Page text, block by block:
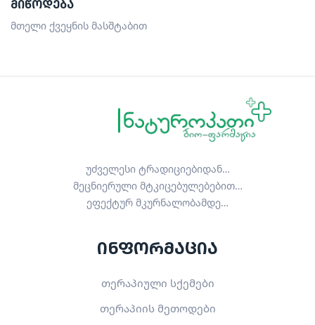
ᲛᲘᲬᲝᲓᲔᲑᲐ
მთელი ქვეყნის მასშტაბით
უძველესი ტრადიციებიდან…
მეცნიერული მტკიცებულებებით…
ეფექტურ მკურნალობამდე…
ინფორმაცია
თერაპიული სქემები
თერაპიის მეთოდები